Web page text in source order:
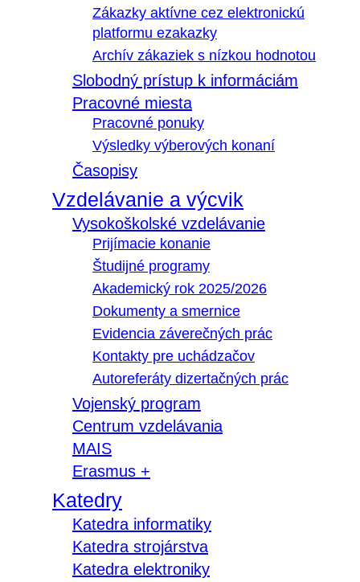
Zákazky aktívne cez elektronickú
platformu ezakazky
Archív zákaziek s nízkou hodnotou
Slobodný prístup k informáciám
Pracovné miesta
Pracovné ponuky
Výsledky výberových konaní
Časopisy
Vzdelávanie a výcvik
Vysokoškolské vzdelávanie
Prijímacie konanie
Študijné programy
Akademický rok 2025/2026
Dokumenty a smernice
Evidencia záverečných prác
Kontakty pre uchádzačov
Autoreferáty dizertačných prác
Vojenský program
Centrum vzdelávania
MAIS
Erasmus +
Katedry
Katedra informatiky
Katedra strojárstva
Katedra elektroniky